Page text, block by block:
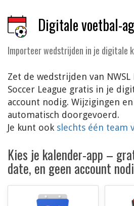
Digitale voetbal-
Importeer wedstrijden in je digitale
Zet de wedstrijden van
Soccer League gratis in je
account nodig. Wijzigingen
automatisch doorgevoerd.
Je kunt ook slechts één team
Kies je kalender-app –
date, en geen account